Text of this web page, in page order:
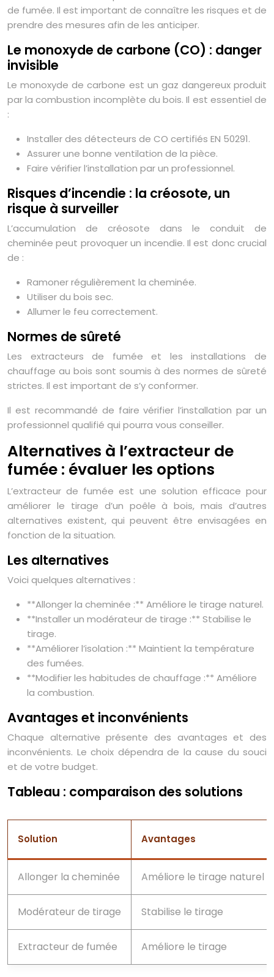
de fumée. Il est important de connaître les risques et de
prendre des mesures afin de les anticiper.
Le monoxyde de carbone (CO) : danger
invisible
Le monoxyde de carbone est un gaz dangereux produit
par la combustion incomplète du bois. Il est essentiel de
:
Installer des détecteurs de CO certifiés EN 50291.
Assurer une bonne ventilation de la pièce.
Faire vérifier l’installation par un professionnel.
Risques d’incendie : la créosote, un
risque à surveiller
L’accumulation de créosote dans le conduit de
cheminée peut provoquer un incendie. Il est donc crucial
de :
Ramoner régulièrement la cheminée.
Utiliser du bois sec.
Allumer le feu correctement.
Normes de sûreté
Les extracteurs de fumée et les installations de
chauffage au bois sont soumis à des normes de sûreté
strictes. Il est important de s’y conformer.
Il est recommandé de faire vérifier l’installation par un
professionnel qualifié qui pourra vous conseiller.
Alternatives à l’extracteur de
fumée : évaluer les options
L’extracteur de fumée est une solution efficace pour
améliorer le tirage d’un poêle à bois, mais d’autres
alternatives existent, qui peuvent être envisagées en
fonction de la situation.
Les alternatives
Voici quelques alternatives :
**Allonger la cheminée :** Améliore le tirage naturel.
**Installer un modérateur de tirage :** Stabilise le
tirage.
**Améliorer l’isolation :** Maintient la température
des fumées.
**Modifier les habitudes de chauffage :** Améliore
la combustion.
Avantages et inconvénients
Chaque alternative présente des avantages et des
inconvénients. Le choix dépendra de la cause du souci
et de votre budget.
Tableau : comparaison des solutions
Solution Avantages
Allonger la cheminée Améliore le tirage naturel
Modérateur de tirage Stabilise le tirage
Extracteur de fumée Améliore le tirage